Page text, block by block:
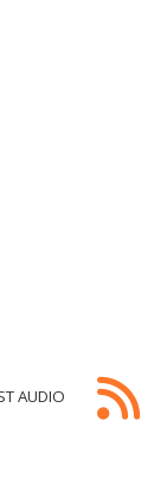
AUDIO